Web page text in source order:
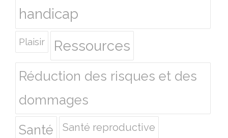
handicap
Plaisir Ressources
Réduction des risques et des
dommages
Santé
Santé reproductive